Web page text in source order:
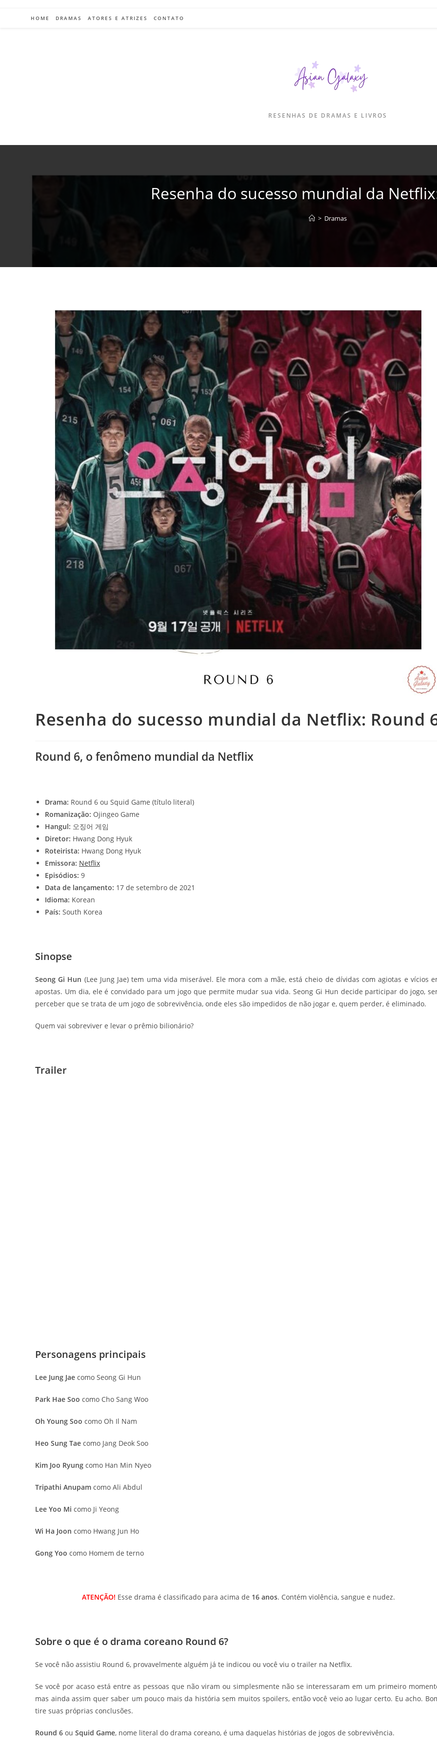
HOME DRAMAS ATORES E ATRIZES CONTATO
RESENHAS DE DRAMAS E LIVROS
Resenha do sucesso mundial da
> Dramas
Resenha do sucesso mundial da Netflix: Round
Round 6, o fenômeno mundial da Netflix
Drama: Round 6 ou Squid Game (título literal)
Romanização: Ojingeo Game
Hangul: 오징어 게임
Diretor: Hwang Dong Hyuk
Roteirista: Hwang Dong Hyuk
Emissora: Netflix
Episódios: 9
Data de lançamento: 17 de setembro de 2021
Idioma: Korean
País: South Korea
Sinopse
Seong Gi Hun (Lee Jung Jae) tem uma vida miserável. Ele mora com a mãe, está cheio de dívidas com agiotas e vícios
apostas. Um dia, ele é convidado para um jogo que permite mudar sua vida. Seong Gi Hun decide participar do jogo,
perceber que se trata de um jogo de sobrevivência, onde eles são impedidos de não jogar e, quem perder, é eliminado.
Quem vai sobreviver e levar o prêmio bilionário?
Trailer
Personagens principais
Lee Jung Jae como Seong Gi Hun
Park Hae Soo como Cho Sang Woo
Oh Young Soo como Oh Il Nam
Heo Sung Tae como Jang Deok Soo
Kim Joo Ryung como Han Min Nyeo
Tripathi Anupam como Ali Abdul
Lee Yoo Mi como Ji Yeong
Wi Ha Joon como Hwang Jun Ho
Gong Yoo como Homem de terno
ATENÇÃO! Esse drama é classificado para acima de 16 anos. Contém violência, sangue e nudez.
Sobre o que é o drama coreano Round 6?
Se você não assistiu Round 6, provavelmente alguém já te indicou ou você viu o trailer na Netflix.
Se você por acaso está entre as pessoas que não viram ou simplesmente não se interessaram em um primeiro
mas ainda assim quer saber um pouco mais da história sem muitos spoilers, então você veio ao lugar certo. Eu acho.
tire suas próprias conclusões.
Round 6 ou Squid Game, nome literal do drama coreano, é uma daquelas histórias de jogos de sobrevivência.